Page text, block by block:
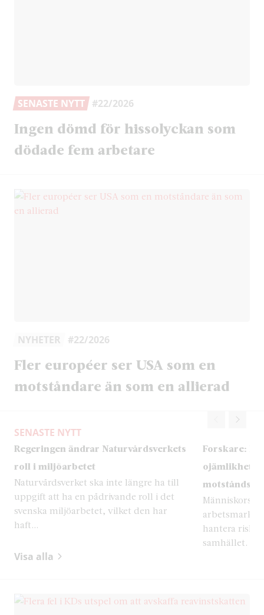
SENASTE NYTT #22/2026
Ingen dömd för hissolyckan som
dödade fem arbetare
NYHETER #22/2026
Fler européer ser USA som en
motståndare än som en allierad
SENASTE NYTT
Regeringen ändrar Naturvårdsverkets
roll i miljöarbetet
Naturvårdsverket ska inte längre ha till
uppgift att ha en pådrivande roll i det
svenska miljöarbetet, vilket den har
haft...
Forskare:
Människors
hantera
samhället.
Visa alla